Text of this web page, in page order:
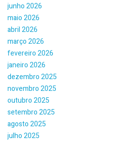
junho 2026
maio 2026
abril 2026
março 2026
fevereiro 2026
janeiro 2026
dezembro 2025
novembro 2025
outubro 2025
setembro 2025
agosto 2025
julho 2025